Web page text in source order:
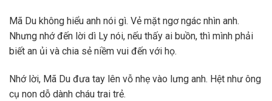
Mã Du không hiểu anh nói gì. Vẻ mặt ngơ ngác nhìn anh.
Nhưng nhớ đến lời dì Ly nói, nếu thấy ai buồn, thì mình phải
biết an ủi và chia sẻ niềm vui đến với họ.
Nhớ lời, Mã Du đưa tay lên vỗ nhẹ vào lưng anh. Hệt như ông
cụ non dỗ dành cháu trai trẻ.